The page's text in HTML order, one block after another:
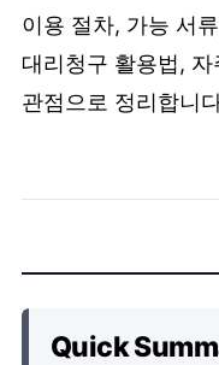
이용 절차, 가능 서
대리청구 활용법,
관점으로 정리합니
Quick